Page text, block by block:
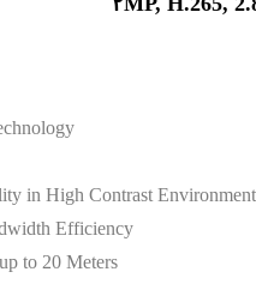
in High Contrast
Efficiency
to 20 Meters